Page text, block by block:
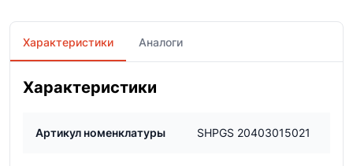
Характеристики Аналоги
Характеристики
Артикул номенклатуры SHPGS 20403015021